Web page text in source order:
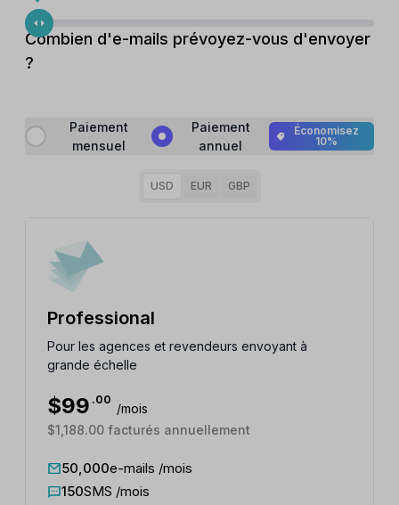
Combien d'e-mails prévoyez-vous d'envoyer
?
Paiement
mensuel
Paiement
annuel
Économisez
10%
USD EUR GBP
Professional
Pour les agences et revendeurs envoyant à
grande échelle
$99 .00
/mois
$1,188.00 facturés annuellement
50,000e-mails /mois
150SMS /mois